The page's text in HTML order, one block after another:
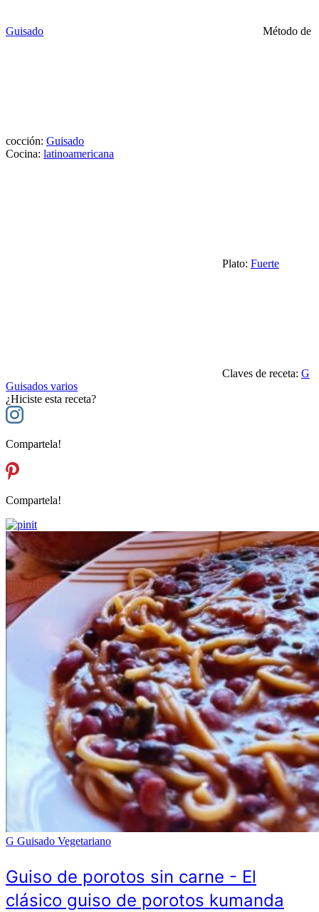
Guisado Método de
cocción: Guisado
Cocina: latinoamericana
Plato: Fuerte
Claves de receta: G
Guisados varios
¿Hiciste esta receta?
Compartela!
Compartela!
G Guisado Vegetariano
Guiso de porotos sin carne - El
clásico guiso de porotos kumanda